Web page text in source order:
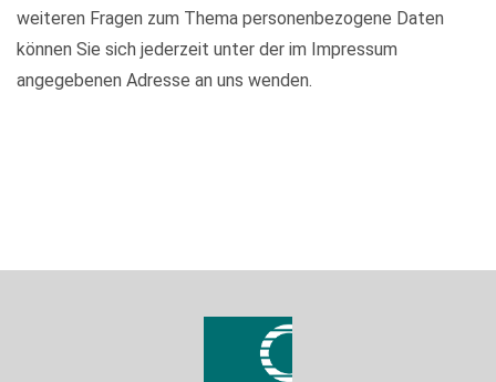
weiteren Fragen zum Thema personenbezogene Daten
können Sie sich jederzeit unter der im Impressum
angegebenen Adresse an uns wenden.